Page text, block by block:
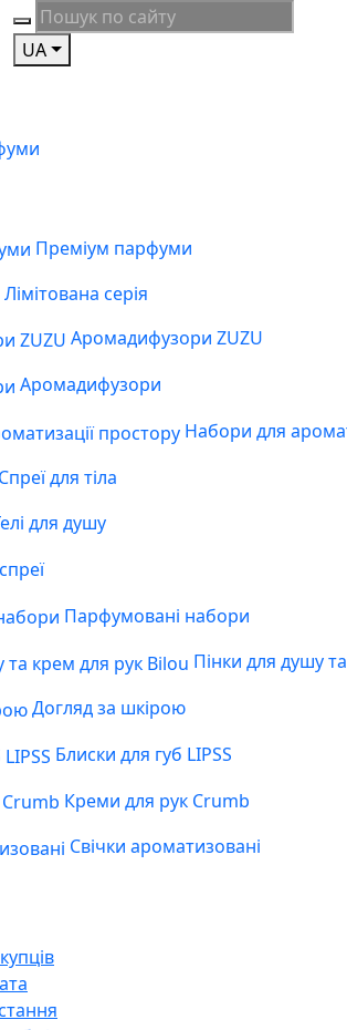
UA
Преміум парфуми
серія
Аромадифузори ZUZU
Аромадифузори
Набори для
Спреї для тіла
для душу
Парфумовані набори
Пінки для душу
Догляд за шкірою
Блиски для губ LIPSS
Креми для рук Crumb
Свічки ароматизовані